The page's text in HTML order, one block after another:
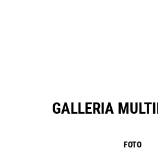
GALLERIA
FOTO